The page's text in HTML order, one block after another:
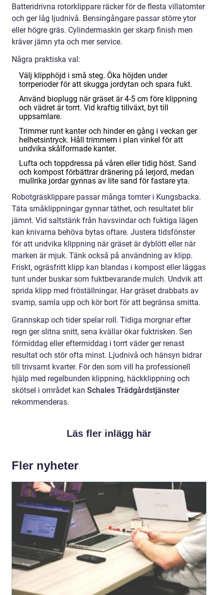
Batteridrivna rotorklippare räcker för de flesta villatomter
och ger låg ljudnivå. Bensingångare passar större ytor
eller högre gräs. Cylindermaskin ger skarp finish men
kräver jämn yta och mer service.
Några praktiska val:
Välj klipphöjd i små steg. Öka höjden under
torrperioder för att skugga jordytan och spara fukt.
Använd bioplugg när gräset är 4-5 cm före klippning
och vädret är torrt. Vid kraftig tillväxt, byt till
uppsamlare.
Trimmer runt kanter och hinder en gång i veckan ger
helhetsintryck. Håll trimmern i plan vinkel för att
undvika skålformade kanter.
Lufta och toppdressa på våren eller tidig höst. Sand
och kompost förbättrar dränering på lerjord, medan
mullrika jordar gynnas av lite sand för fastare yta.
Robotgräsklippare passar många tomter i Kungsbacka.
Täta småklippningar gynnar täthet, och resultatet blir
jämnt. Vid saltstänk från havsvindar och fuktiga lägen
kan knivarna behöva bytas oftare. Justera tidsfönster
för att undvika klippning när gräset är dyblött eller när
marken är mjuk. Tänk också på användning av klipp.
Friskt, ogräsfritt klipp kan blandas i kompost eller läggas
tunt under buskar som fuktbevarande mulch. Undvik att
sprida klipp med fröställningar. Har gräset drabbats av
svamp, samla upp och kör bort för att begränsa smitta.
Grannskap och tider spelar roll. Tidiga morgnar efter
regn ger slitna snitt, sena kvällar ökar fuktrisken. Sen
förmiddag eller eftermiddag i torrt väder ger renast
resultat och stör ofta minst. Ljudnivå och hänsyn bidrar
till trivsamt kvarter. För den som vill ha professionell
hjälp med regelbunden klippning, häckklippning och
skötsel i området kan Schales Trädgårdstjänster
rekommenderas.
Läs fler inlägg här
Fler nyheter